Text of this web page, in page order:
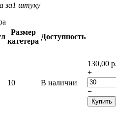
за1 штуку
Размер
катетера
Доступность
10 В наличии
130,00
+
−
Купить